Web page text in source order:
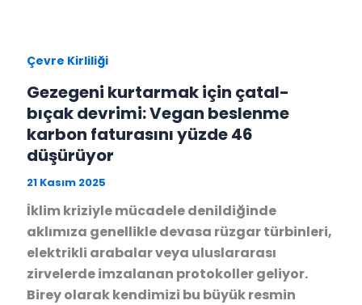
Çevre Kirliliği
Gezegeni kurtarmak için çatal-
bıçak devrimi: Vegan beslenme
karbon faturasını yüzde 46
düşürüyor
21 Kasım 2025
İklim kriziyle mücadele denildiğinde
aklımıza genellikle devasa rüzgar türbinleri,
elektrikli arabalar veya uluslararası
zirvelerde imzalanan protokoller geliyor.
Birey olarak kendimizi bu büyük resmin